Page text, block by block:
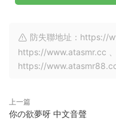
防失聯地址：https://
https://www.atasmr.cc
https://
上一篇
你の欲夢呀 中文音聲